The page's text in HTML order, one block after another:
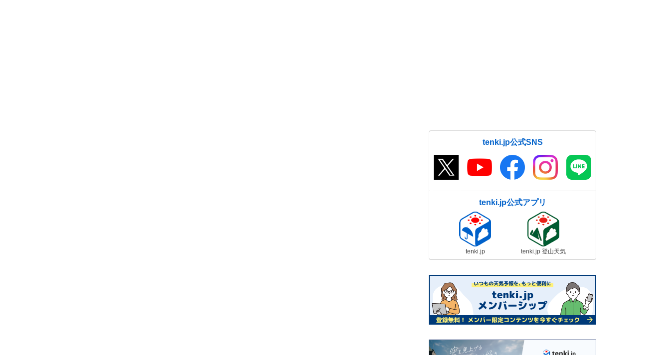
tenki.jp公式SNS
tenki.jp公式アプリ
tenki.jp tenki.jp 登山天気